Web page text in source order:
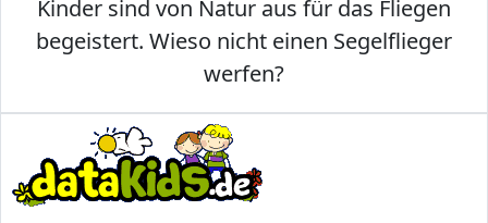
Kinder sind von Natur aus für das Fliegen
begeistert. Wieso nicht einen Segelflieger
werfen?